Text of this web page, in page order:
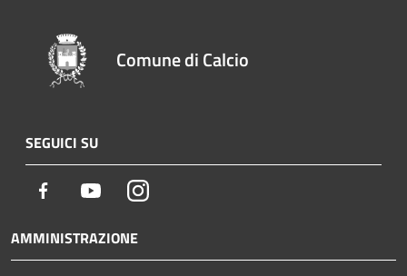
Comune di Calcio
SEGUICI SU
Facebook YoutubeInstagram
AMMINISTRAZIONE